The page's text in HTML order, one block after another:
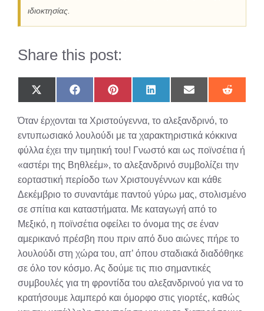
ιδιοκτησίας.
Share this post:
Share
on
(Twitter)
Share
on
Share
on
Share
on
Share
on
Share
on
Όταν έρχονται τα Χριστούγεννα, το αλεξανδρινό, το
εντυπωσιακό λουλούδι με τα χαρακτηριστικά κόκκινα
φύλλα έχει την τιμητική του! Γνωστό και ως ποϊνσέτια ή
«αστέρι της Βηθλεέμ», το αλεξανδρινό συμβολίζει την
εορταστική περίοδο των Χριστουγέννων και κάθε
Δεκέμβριο το συναντάμε παντού γύρω μας, στολισμένο
σε σπίτια και καταστήματα. Με καταγωγή από το
Μεξικό, η ποϊνσέτια οφείλει το όνομα της σε έναν
αμερικανό πρέσβη που πριν από δυο αιώνες πήρε το
λουλούδι στη χώρα του, απ’ όπου σταδιακά διαδόθηκε
σε όλο τον κόσμο. Ας δούμε τις πιο σημαντικές
συμβουλές για τη φροντίδα του αλεξανδρινού για να το
κρατήσουμε λαμπερό και όμορφο στις γιορτές, καθώς